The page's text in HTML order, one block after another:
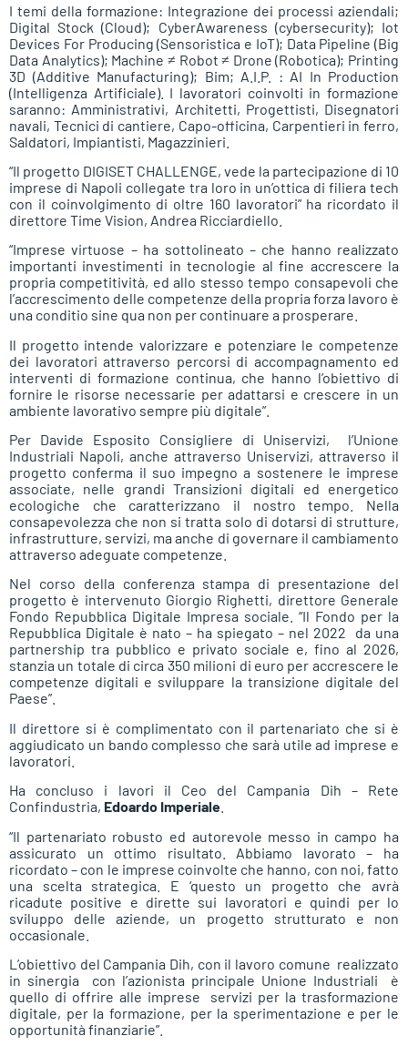
I temi della formazione: Integrazione dei processi aziendali;
Digital Stock (Cloud); CyberAwareness (cybersecurity); Iot
Devices For Producing (Sensoristica e IoT); Data Pipeline (Big
Data Analytics); Machine ≠ Robot ≠ Drone (Robotica); Printing
3D (Additive Manufacturing); Bim; A.I.P. : AI In Production
(Intelligenza Artificiale). I lavoratori coinvolti in formazione
saranno: Amministrativi, Architetti, Progettisti, Disegnatori
navali, Tecnici di cantiere, Capo-officina, Carpentieri in ferro,
Saldatori, Impiantisti, Magazzinieri.
“Il progetto DIGISET CHALLENGE, vede la partecipazione di 10
imprese di Napoli collegate tra loro in un’ottica di filiera tech
con il coinvolgimento di oltre 160 lavoratori” ha ricordato il
direttore Time Vision, Andrea Ricciardiello.
“Imprese virtuose – ha sottolineato – che hanno realizzato
importanti investimenti in tecnologie al fine accrescere la
propria competitività, ed allo stesso tempo consapevoli che
l’accrescimento delle competenze della propria forza lavoro è
una conditio sine qua non per continuare a prosperare.
Il progetto intende valorizzare e potenziare le competenze
dei lavoratori attraverso percorsi di accompagnamento ed
interventi di formazione continua, che hanno l’obiettivo di
fornire le risorse necessarie per adattarsi e crescere in un
ambiente lavorativo sempre più digitale”.
Per Davide Esposito Consigliere di Uniservizi, l’Unione
Industriali Napoli, anche attraverso Uniservizi, attraverso il
progetto conferma il suo impegno a sostenere le imprese
associate, nelle grandi Transizioni digitali ed energetico
ecologiche che caratterizzano il nostro tempo. Nella
consapevolezza che non si tratta solo di dotarsi di strutture,
infrastrutture, servizi, ma anche di governare il cambiamento
attraverso adeguate competenze.
Nel corso della conferenza stampa di presentazione del
progetto è intervenuto Giorgio Righetti, direttore Generale
Fondo Repubblica Digitale Impresa sociale. “Il Fondo per la
Repubblica Digitale è nato – ha spiegato – nel 2022 da una
partnership tra pubblico e privato sociale e, fino al 2026,
stanzia un totale di circa 350 milioni di euro per accrescere le
competenze digitali e sviluppare la transizione digitale del
Paese”.
Il direttore si è complimentato con il partenariato che si è
aggiudicato un bando complesso che sarà utile ad imprese e
lavoratori.
Ha concluso i lavori il Ceo del Campania Dih – Rete
Confindustria, Edoardo Imperiale
“Il partenariato robusto ed autorevole messo in campo ha
assicurato un ottimo risultato. Abbiamo lavorato – ha
ricordato – con le imprese coinvolte che hanno, con noi, fatto
una scelta strategica. E ‘questo un progetto che avrà
ricadute positive e dirette sui lavoratori e quindi per lo
sviluppo delle aziende, un progetto strutturato e non
occasionale.
L’obiettivo del Campania Dih, con il lavoro comune realizzato
in sinergia con l’azionista principale Unione Industriali è
quello di offrire alle imprese servizi per la trasformazione
digitale, per la formazione, per la sperimentazione e per le
opportunità finanziarie”.